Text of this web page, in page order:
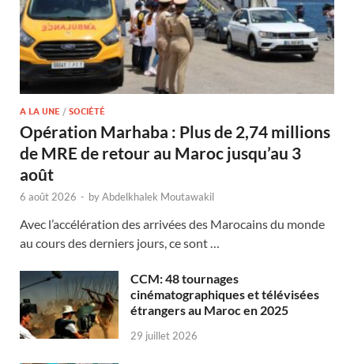
A LA UNE / SOCIÉTÉ
Opération Marhaba : Plus de 2,74 millions
de MRE de retour au Maroc jusqu’au 3
août
6 août 2026 - byAbdelkhalek Moutawakil
Avec l’accélération des arrivées des Marocains du monde
au cours des derniers jours, ce sont …
CCM: 48 tournages
cinématographiques et télévisées
étrangers au Maroc en 2025
29 juillet 2026